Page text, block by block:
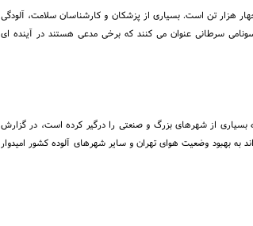
در تهران روزانه 27 تن و در سال نزدیک به چهار هزار تن است. بسیاری از پزشکان و کارشناسان سلامت، آلودگی
سرطانی عنوان می کنند که برخی مدعی هستند در آینده ای
بسیاری از شهرهای بزرگ و صنعتی را درگیر کرده است، در گزارش
به بهبود وضعیت هوای تهران و سایر شهرهای آلوده کشور امیدوار